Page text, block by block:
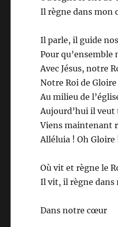
Il règne dans mon
Il parle, il guide
Pour
Avec Jésus, notre
Notre Roi de
Au milieu de
Aujourd’hui il
Viens maintenant
Alléluia ! Oh Gloire
Où vit et règne le
Il vit, il règne
Dans notre cœur